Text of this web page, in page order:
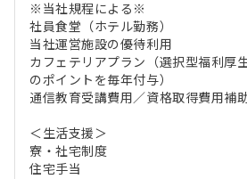
※当社規程による※
社員食堂（ホテル勤務）
当社運営施設の優待利用
カフェテリアプラン（選択型福利厚
のポイントを毎年付与）
通信教育受講費用／資格取得費用補
＜生活支援＞
寮・社宅制度
住宅手当